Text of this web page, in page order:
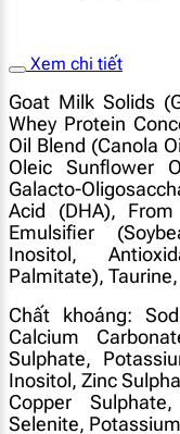
Xem chi tiết
Goat Milk Solids
Whey Protein
Oil Blend (Canola
Oleic Sunflower
Galacto-
Acid (DHA),
Emulsifier
Inositol,
Palmitate),
Chất khoáng:
Calcium
Sulphate,
Inositol, Zinc
Copper
Selenite,